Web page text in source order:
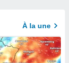
À la une